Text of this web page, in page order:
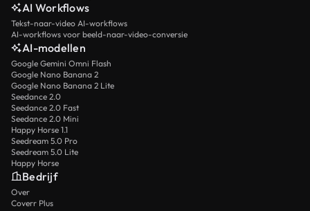
AI Workflows
Tekst-naar-video AI-workflows
AI-workflows voor beeld-naar-video-conversie
AI-modellen
Google Gemini Omni Flash
Google Nano Banana 2
Google Nano Banana 2 Lite
Seedance 2.0
Seedance 2.0 Fast
Seedance 2.0 Mini
Happy Horse 1.1
Seedream 5.0 Pro
Seedream 5.0 Lite
Happy Horse
Bedrijf
Over
Coverr Plus